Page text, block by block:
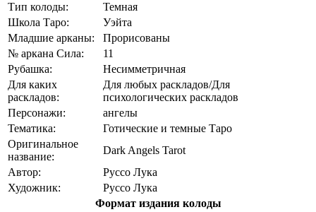
Тип колоды:
Темная
Школа Таро:
Уэйта
Младшие арканы:
Прорисованы
№ аркана Сила:
11
Рубашка:
Несимметричная
Для каких
раскладов:
Для любых раскладов/Для
психологических раскладов
Персонажи:
ангелы
Тематика:
Готические и темные Таро
Оригинальное
название:
Dark Angels Tarot
Автор:
Руссо Лука
Художник:
Руссо Лука
Формат издания колоды